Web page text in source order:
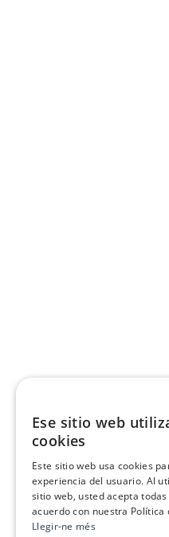
Ese sitio web
cookies
Este sitio web usa cookies
experiencia del usuario. Al
sitio web, usted acepta
acuerdo con nuestra Política
Llegir-ne més